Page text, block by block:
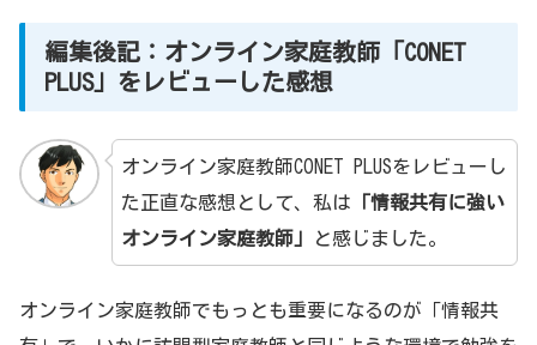
編集後記：オンライン家庭教師「CONET
PLUS」をレビューした感想
オンライン家庭教師CONET PLUSをレビューし
た正直な感想として、私は 「情報共有に強い
オンライン家庭教師」
と感じました。
オンライン家庭教師でもっとも重要になるのが「情報共